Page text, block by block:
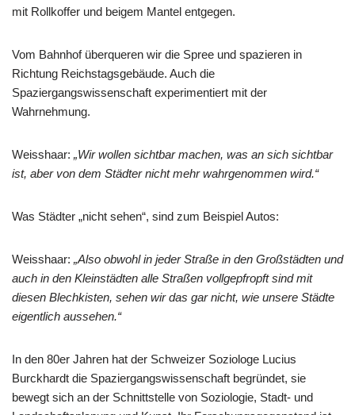
mit Rollkoffer und beigem Mantel entgegen.
Vom Bahnhof überqueren wir die Spree und spazieren in
Richtung Reichstagsgebäude. Auch die
Spaziergangswissenschaft experimentiert mit der
Wahrnehmung.
Weisshaar: „Wir wollen sichtbar machen, was an sich sichtbar
ist, aber von dem Städter nicht mehr wahrgenommen wird.“
Was Städter „nicht sehen“, sind zum Beispiel Autos:
Weisshaar: „Also obwohl in jeder Straße in den Großstädten und
auch in den Kleinstädten alle Straßen vollgepfropft sind mit
diesen Blechkisten, sehen wir das gar nicht, wie unsere Städte
eigentlich aussehen.“
In den 80er Jahren hat der Schweizer Soziologe Lucius
Burckhardt die Spaziergangswissenschaft begründet, sie
bewegt sich an der Schnittstelle von Soziologie, Stadt- und